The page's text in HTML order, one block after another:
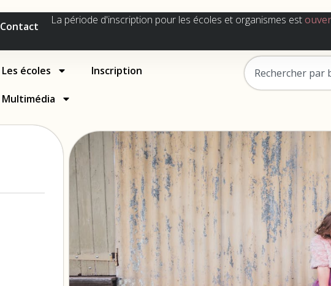
Contact La période d'inscription pour les écoles et organismes est
Les écoles Inscription
Multimédia